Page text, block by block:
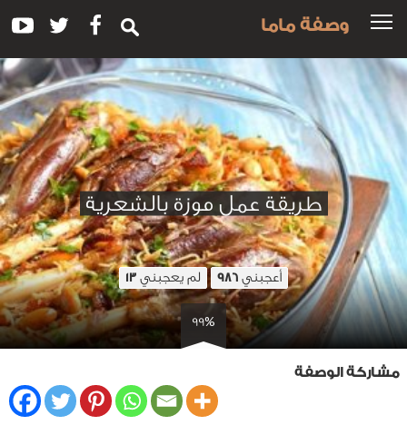
وصفة ماما
طريقة عمل موزة بالشعرية
أعجبني 986 لم يعجبني 13
99%
مشاركة الوصفة